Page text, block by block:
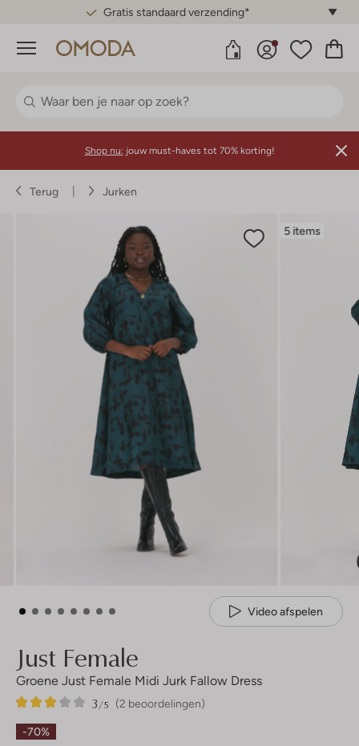
Gratis standaard verzending*
Menu
Shop nu: jouw must-haves tot 70% korting!
Terug Jurken
5 items
Video afspelen
Just Female
Groene Just Female Midi Jurk Fallow Dress
(2 beoordelingen)
3/5
2
3
Sterren
-70%